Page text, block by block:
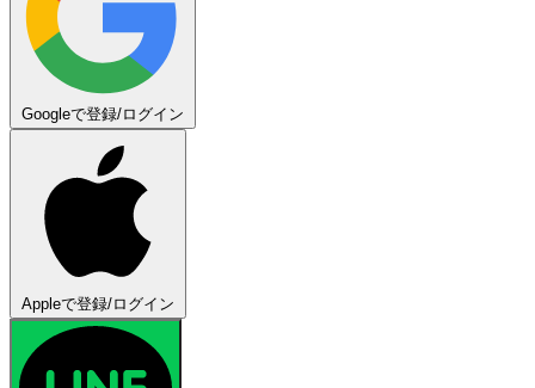
Googleで登録/ログイン
Appleで登録/ログイン